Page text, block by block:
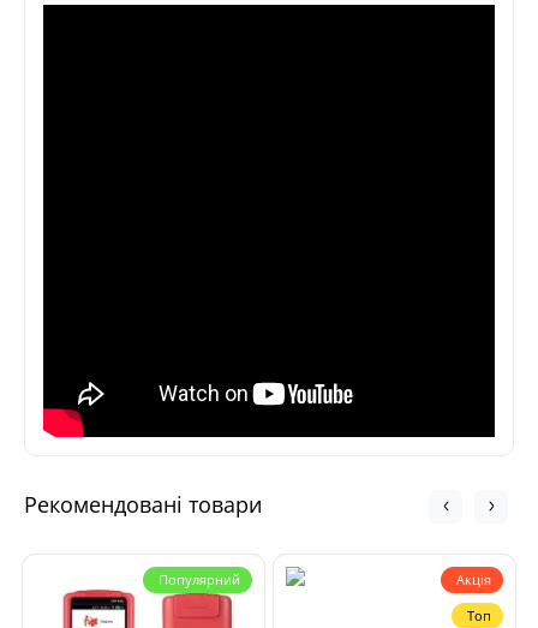
Рекомендовані товари
Популярний
Акція
Топ